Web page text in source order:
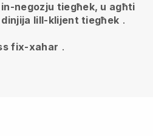
negozju tiegħek, u agħti
lill-klijent tiegħek .
fix-xahar .